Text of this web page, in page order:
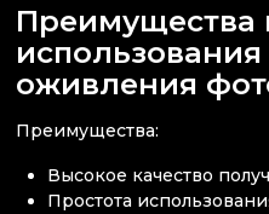
Преимущества
оживления
Преимущества:
Высокое качество
Простота